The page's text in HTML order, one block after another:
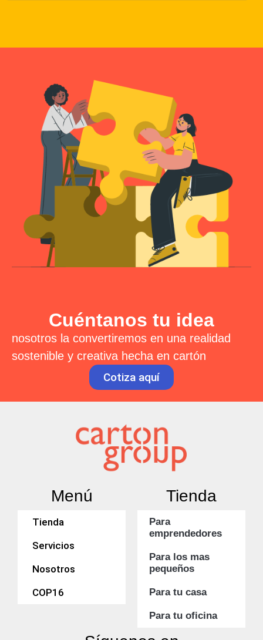
Cuéntanos tu idea
nosotros la convertiremos en una realidad
sostenible y creativa hecha en cartón
Cotiza aquí
Menú
Tienda
Servicios
Nosotros
COP16
Tienda
Para
emprendedores
Para los mas
pequeños
Para tu casa
Para tu oficina